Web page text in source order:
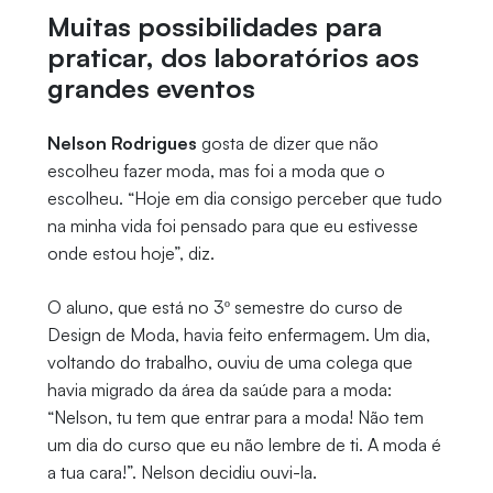
Muitas possibilidades para
praticar, dos laboratórios aos
grandes eventos
Nelson Rodrigues gosta de dizer que não
escolheu fazer moda, mas foi a moda que o
escolheu. “Hoje em dia consigo perceber que tudo
na minha vida foi pensado para que eu estivesse
onde estou hoje”, diz.
O aluno, que está no 3º semestre do curso de
Design de Moda, havia feito enfermagem. Um dia,
voltando do trabalho, ouviu de uma colega que
havia migrado da área da saúde para a moda:
“Nelson, tu tem que entrar para a moda! Não tem
um dia do curso que eu não lembre de ti. A moda é
a tua cara!”. Nelson decidiu ouvi-la.